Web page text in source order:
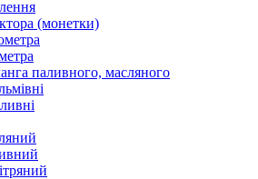
(монетки)
паливного, масляного